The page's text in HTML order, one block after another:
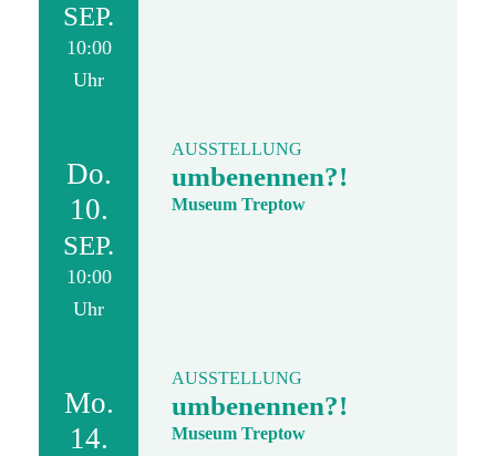
SEP.
10:00
Uhr
Do.
10.
SEP.
10:00
Uhr
AUSSTELLUNG
umbenennen?!
Museum Treptow
Mo.
14.
AUSSTELLUNG
umbenennen?!
Museum Treptow